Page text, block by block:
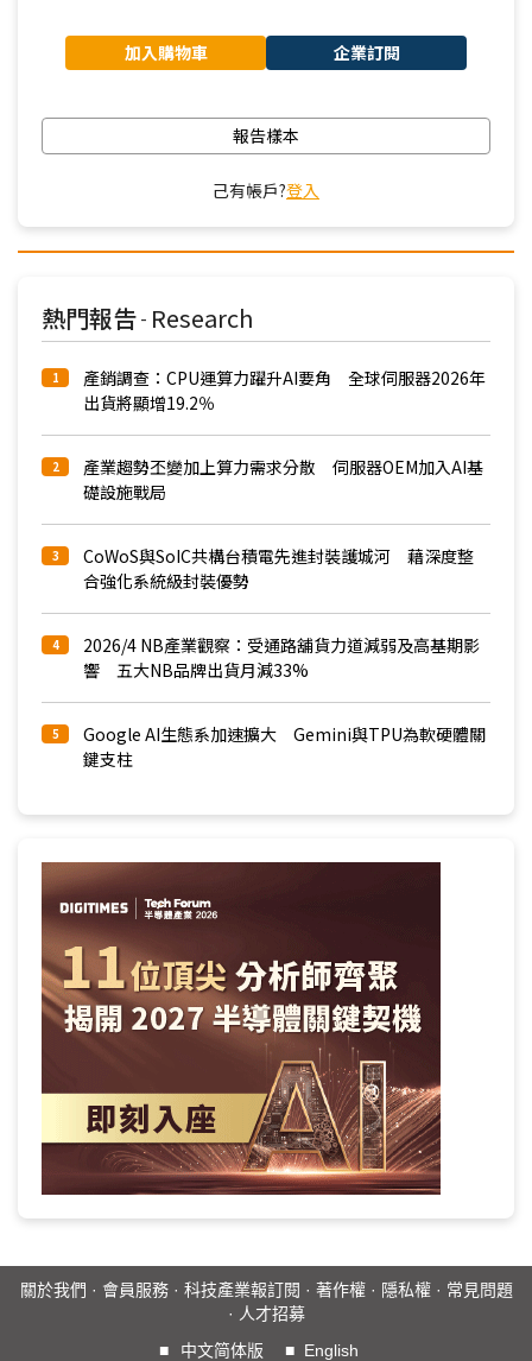
加入購物車 企業訂閱
報告樣本
己有帳戶?登入
熱門報告 - Research
1
產銷調查：CPU運算力躍升AI要角 全球伺服器2026年
出貨將顯增19.2％
2
產業趨勢丕變加上算力需求分散 伺服器OEM加入AI基
礎設施戰局
3
CoWoS與SoIC共構台積電先進封裝護城河 藉深度整
合強化系統級封裝優勢
4
2026/4 NB產業觀察：受通路舖貨力道減弱及高基期影
響 五大NB品牌出貨月減33%
5
Google AI生態系加速擴大 Gemini與TPU為軟硬體關
鍵支柱
關於我們 · 會員服務· 科技產業報訂閱 · 著作權· 隱私權· 常見問題
· 人才招募
■
中文简体版 ■ English